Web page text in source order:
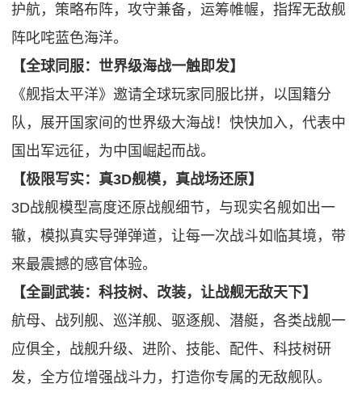
护航，策略布阵，攻守兼备，运筹帷幄，指挥无敌舰
阵叱咤蓝色海洋。
【全球同服：世界级海战一触即发】
《舰指太平洋》邀请全球玩家同服比拼，以国籍分
队，展开国家间的世界级大海战！快快加入，代表中
国出军远征，为中国崛起而战。
【极限写实：真3D舰模，真战场还原】
3D战舰模型高度还原战舰细节，与现实名舰如出一
辙，模拟真实导弹弹道，让每一次战斗如临其境，带
来最震撼的感官体验。
【全副武装：科技树、改装，让战舰无敌天下】
航母、战列舰、巡洋舰、驱逐舰、潜艇，各类战舰一
应俱全，战舰升级、进阶、技能、配件、科技树研
发，全方位增强战斗力，打造你专属的无敌舰队。